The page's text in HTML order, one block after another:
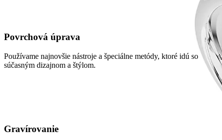
Povrchová úprava
Používame najnovšie nástroje a špeciálne metódy, ktoré idú so
súčasným dizajnom a štýlom.
Gravírovanie